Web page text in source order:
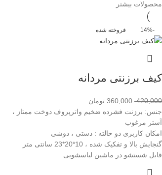
محصولات بیشتر
-14% فروخته شده
کیف برزنتی مردانه
420,000
360,000 تومان
جنس: برزنت فشرده ضخیم واترپروف دوخت ممتاز ،
آستر مرغوب
امکان کاربری دو حالته : دستی ، دوشی
گنجایش بالا و تفکیک شده ، 10*20*23 سانتی متر
قابل شستشو در ماشین لباسشویی